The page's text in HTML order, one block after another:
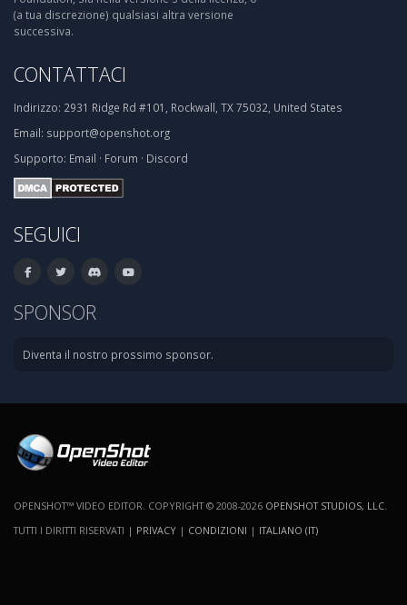
(a tua discrezione) qualsiasi altra versione
successiva.
CONTATTACI
Indirizzo: 2931 Ridge Rd #101, Rockwall, TX 75032, United States
Email: support@openshot.org
Supporto: Email · Forum · Discord
SEGUICI
SPONSOR
Diventa il nostro prossimo sponsor.
OPENSHOT™ VIDEO EDITOR. COPYRIGHT © 2008-2026 OPENSHOT STUDIOS, LLC
TUTTI I DIRITTI RISERVATI | PRIVACY | CONDIZIONI | ITALIANO (IT)